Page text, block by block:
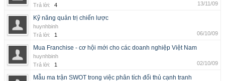
Trả lời:
4 13/11/09
Kỹ năng quản trị chiến lược
huynhbinh
Trả lời:
1 06/10/09
Mua Franchise - cơ hội mới cho các doanh nghiệp Việt Nam
huynhbinh
Trả lời:
1 02/10/09
Mẫu ma trận SWOT trong việc phân tích đối thủ cạnh tranh